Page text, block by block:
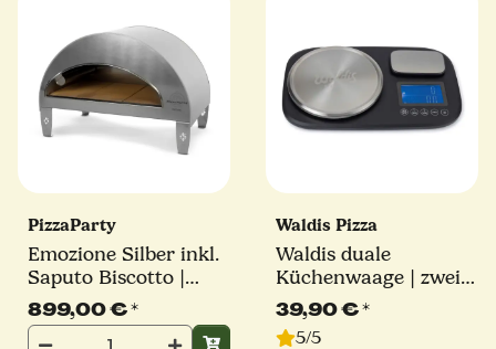
PizzaParty
Emozione Silber inkl.
Saputo Biscotto |
550°
899,00 €*
Waldis Pizza
Waldis duale
Küchenwaage | zwei
Wiegeplattformen |
Waldis Pizza
39,90 €*
5/5